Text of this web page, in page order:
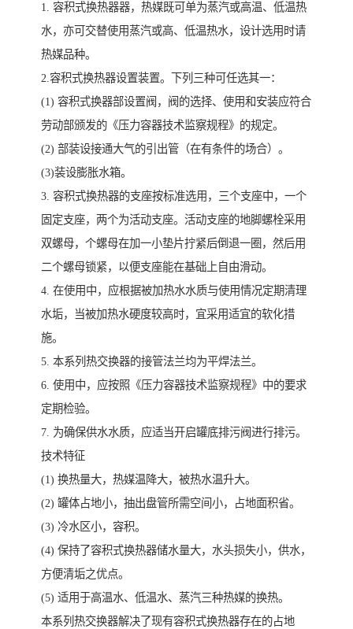
1. 容积式换热器器，热媒既可单为蒸汽或高温、低温热
水，亦可交替使用蒸汽或高、低温热水，设计选用时请
热媒品种。
2.容积式换热器设置装置。下列三种可任选其一：
(1) 容积式换器部设置阀，阀的选择、使用和安装应符合
劳动部颁发的《压力容器技术监察规程》的规定。
(2) 部装设接通大气的引出管（在有条件的场合）。
(3)装设膨胀水箱。
3. 容积式换热器的支座按标准选用，三个支座中，一个
固定支座，两个为活动支座。活动支座的地脚螺栓采用
双螺母，个螺母在加一小垫片拧紧后倒退一圈，然后用
二个螺母锁紧，以便支座能在基础上自由滑动。
4. 在使用中，应根据被加热水水质与使用情况定期清理
水垢，当被加热水硬度较高时，宜采用适宜的软化措
施。
5. 本系列热交换器的接管法兰均为平焊法兰。
6. 使用中，应按照《压力容器技术监察规程》中的要求
定期检验。
7. 为确保供水水质，应适当开启罐底排污阀进行排污。
技术特征
(1) 换热量大，热媒温降大，被热水温升大。
(2) 罐体占地小，抽出盘管所需空间小，占地面积省。
(3) 冷水区小，容积。
(4) 保持了容积式换热器储水量大，水头损失小，供水，
方便清垢之优点。
(5) 适用于高温水、低温水、蒸汽三种热媒的换热。
本系列热交换器解决了现有容积式换热器存在的占地